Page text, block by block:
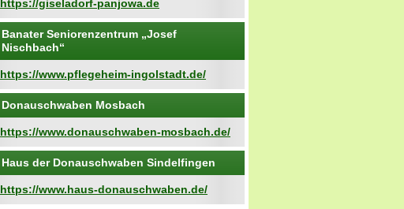
https://giseladorf-panjowa.de
Banater Seniorenzentrum „Josef
Nischbach“
https://www.pflegeheim-ingolstadt.de/
Donauschwaben Mosbach
https://www.donauschwaben-mosbach.de/
Haus der Donauschwaben Sindelfingen
https://www.haus-donauschwaben.de/